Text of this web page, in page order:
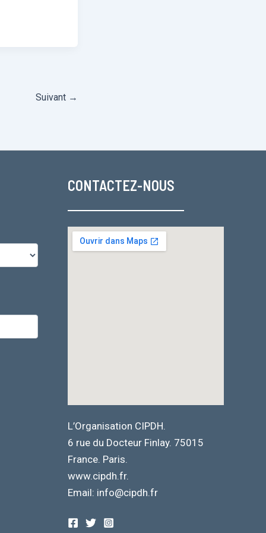
Suivant →
CONTACTEZ-NOUS
L’Organisation CIPDH.
6 rue du Docteur Finlay. 75015
France. Paris.
www.cipdh.fr.
Email: info@cipdh.fr